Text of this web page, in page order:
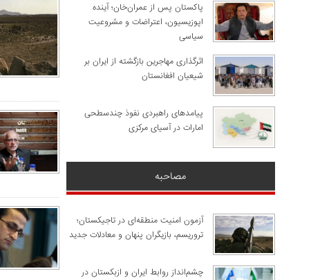
پاکستان پس از عمران‌خان؛ آینده
اپوزیسیون، اعتراضات و مشروعیت
سیاسی
اثرگذاری مهاجرین بازگشته از ایران بر
شیعیان افغانستان
پیامدهای راهبردی نفوذ چندسطحی
امارات در آسیای مرکزی
مصاحبه
آزمون امنیت منطقه‌ای در تاجیکستان؛
تروریسم، بازیگران پنهان و معادلات جدید
چشم‌انداز روابط ایران و ازبکستان در